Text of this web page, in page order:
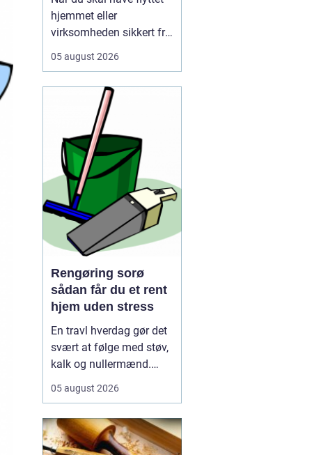
hjemmet eller
virksomheden sikkert fra
i dag et professionelt
for stress, tunge løft og
tidskrævende
planlægning. Mange
opdager først, hv...
05 august 2026
Rengøring sorø
sådan får du et rent
hjem uden stress
En travl hverdag gør det
svært at følge med støv,
kalk og nullermænd.
rengøring glider nederst
det betyder mere rod og
mindre ro.Professionel
05 august 2026